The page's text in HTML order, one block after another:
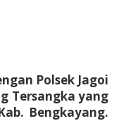
Polsek Jagoi
Tersangka yang
Bengkayang.